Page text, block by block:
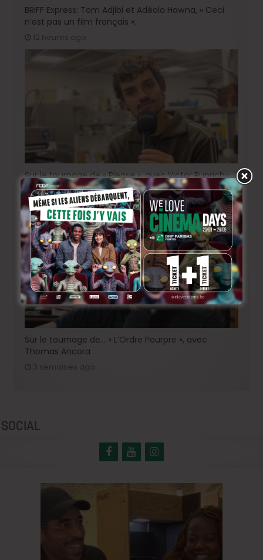
BRIFF Express: Tom Adjibi et Adéola Hawna, « Ceci
n’est pas un film français ».
12 heures ago
Sur le tournage de « Please », avec Victor Ruprich-
Robert
2 semaines ago
Sur le tournage de… « L’Ordre Pourpre », avec
Thomas Ancora
SOCIAL